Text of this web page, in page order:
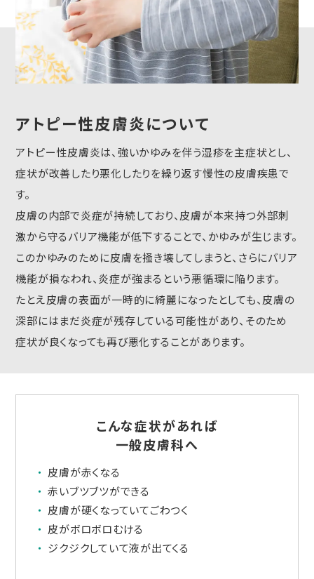
アトピー性皮膚炎について
アトピー性皮膚炎は、強いかゆみを伴う湿疹を主症状とし、
症状が改善したり悪化したりを繰り返す慢性の皮膚疾患で
す。
皮膚の内部で炎症が持続しており、皮膚が本来持つ外部刺
激から守るバリア機能が低下することで、かゆみが生じます。
このかゆみのために皮膚を掻き壊してしまうと、さらにバリア
機能が損なわれ、炎症が強まるという悪循環に陥ります。
たとえ皮膚の表面が一時的に綺麗になったとしても、皮膚の
深部にはまだ炎症が残存している可能性があり、そのため
症状が良くなっても再び悪化することがあります。
こんな症状があれば
一般皮膚科へ
皮膚が赤くなる
赤いブツブツができる
皮膚が硬くなっていてごわつく
皮がボロボロむける
ジクジクしていて液が出てくる